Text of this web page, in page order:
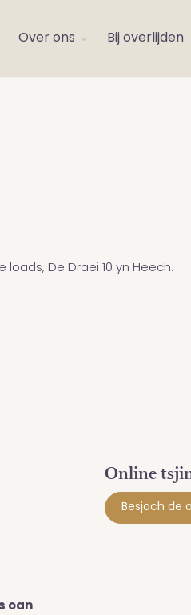
Over ons Bij overlijden
loads, De Draei 10 yn Heech.
Online
Besjoch de
oan